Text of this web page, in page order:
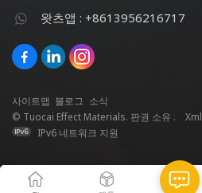
왓츠앱 : +8613956216717
사이트맵 블로그 소식
© Tuocai Effect Materials. 판권 소유 .
Xml
IPv6 네트워크 지원